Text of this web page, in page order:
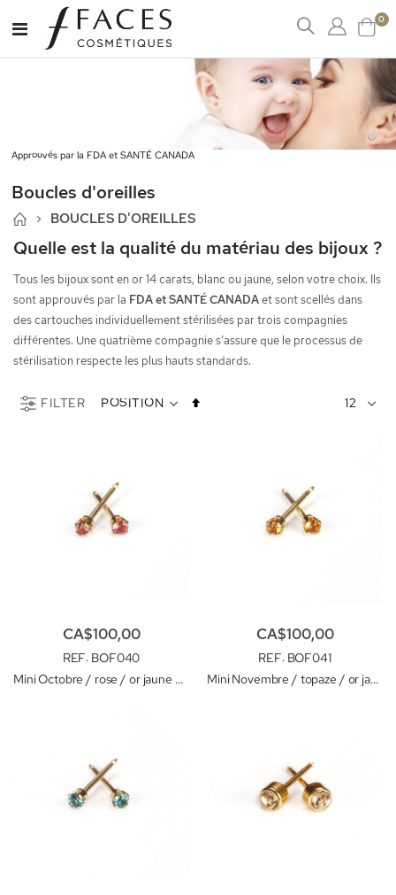
Cart
0
Affichage
navigation
Boucles d'oreilles
Approuvés par la FDA et SANTÉ CANADA
BOUCLES D'OREILLES
Quelle est la qualité du matériau des bijoux ?
Tous les bijoux sont en or 14 carats, blanc ou jaune, selon votre choix. Ils
sont approuvés par la FDA et SANTÉ CANADAet sont scellés dans
des cartouches individuellement stérilisées par trois compagnies
différentes. Une quatrième compagnie s’assure que le processus de
stérilisation respecte les plus hauts standards.
FILTER
Par
REF: BOF040
Mini Octobre / rose / or jaune 2 mm. 14k
CA$100,00
REF: BOF041
Mini Novembre / topaze / or jaune 2 mm. 14k
CA$100,00